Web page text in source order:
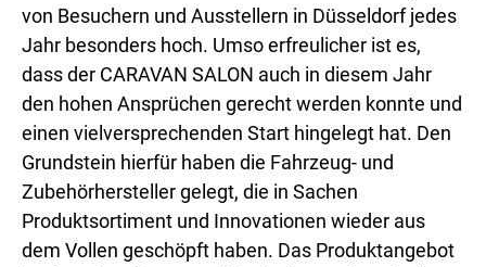
von Besuchern und Ausstellern in Düsseldorf jedes
Jahr besonders hoch. Umso erfreulicher ist es,
dass der CARAVAN SALON auch in diesem Jahr
den hohen Ansprüchen gerecht werden konnte und
einen vielversprechenden Start hingelegt hat. Den
Grundstein hierfür haben die Fahrzeug- und
Zubehörhersteller gelegt, die in Sachen
Produktsortiment und Innovationen wieder aus
dem Vollen geschöpft haben. Das Produktangebot